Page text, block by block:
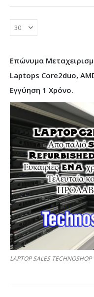
Επώνυμα
Laptops Core2duo,
Εγγύηση 1 Χρόνο.
LAPTOP SALES TECHNOSHOP